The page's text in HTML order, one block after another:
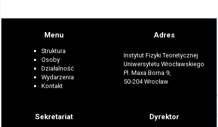
Menu
Struktura
Osoby
Działalność
Wydarzenia
Kontakt
Adres
Instytut Fizyki Teoretycznej
Uniwersytetu Wrocławskiego
Pl. Maxa Borna 9,
50-204 Wrocław
Sekretariat Dyrektor